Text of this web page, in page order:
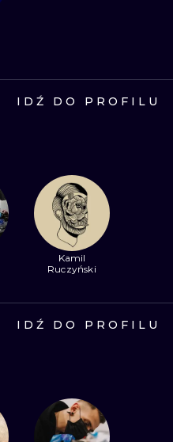
IDŹ DO PROFILU
Kamil
Ruczyński
IDŹ DO PROFILU